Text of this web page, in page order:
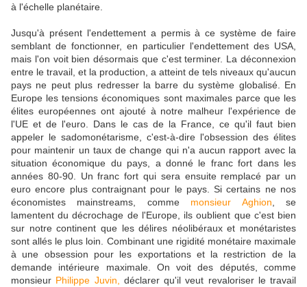
à l'échelle planétaire.
Jusqu'à présent l'endettement a permis à ce système de faire
semblant de fonctionner, en particulier l'endettement des USA,
mais l'on voit bien désormais que c'est terminer. La déconnexion
entre le travail, et la production, a atteint de tels niveaux qu'aucun
pays ne peut plus redresser la barre du système globalisé. En
Europe les tensions économiques sont maximales parce que les
élites européennes ont ajouté à notre malheur l'expérience de
l'UE et de l'euro. Dans le cas de la France, ce qu'il faut bien
appeler le sadomonétarisme, c'est-à-dire l'obsession des élites
pour maintenir un taux de change qui n'a aucun rapport avec la
situation économique du pays, a donné le franc fort dans les
années 80-90. Un franc fort qui sera ensuite remplacé par un
euro encore plus contraignant pour le pays. Si certains ne nos
économistes mainstreams, comme monsieur Aghion , se
lamentent du décrochage de l'Europe, ils oublient que c'est bien
sur notre continent que les délires néolibéraux et monétaristes
sont allés le plus loin. Combinant une rigidité monétaire maximale
à une obsession pour les exportations et la restriction de la
demande intérieure maximale. On voit des députés, comme
monsieur Philippe Juvin
déclarer qu'il veut revaloriser le travail